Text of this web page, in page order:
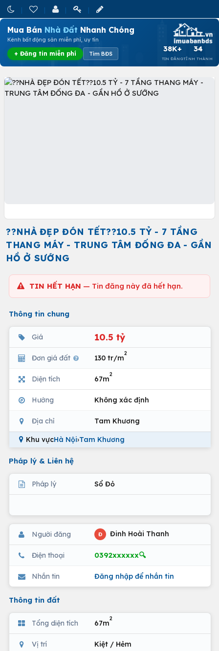
Mua Bán Nhà Đất Nhanh Chóng
Kênh bất động sản miễn phí, uy tín
+ Đăng tin miễn phí Tìm BĐS
38K+
TIN ĐĂNG
34
TỈNH THÀNH
??NHÀ ĐẸP ĐÓN TẾT??10.5 TỶ - 7 TẦNG
THANG MÁY - TRUNG TÂM ĐỐNG ĐA - GẦN
HỒ Ở SƯỚNG
TIN HẾT HẠN — Tin đăng này đã hết hạn.
Thông tin chung
Giá 10.5 tỷ
Đơn giá đất 130 tr/m
2
Diện tích 67m
2
Hướng Không xác định
Địa chỉ Tam Khương
Khu vựcHà Nội›Tam Khương
Pháp lý & Liên hệ
Pháp lý Sổ Đỏ
Người đăng Đ Đinh Hoài Thanh
Điện thoại 0392xxxxxx🔍
Nhắn tin Đăng nhập để nhắn tin
Thông tin đất
Tổng diện tích 67m
2
Vị trí Kiệt / Hẻm